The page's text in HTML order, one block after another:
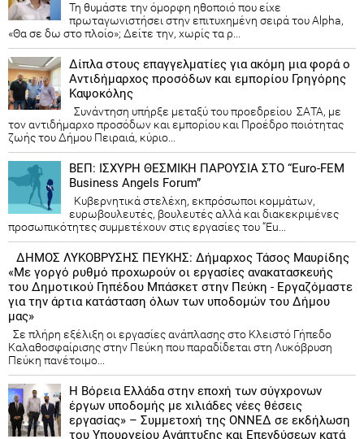
Τη θυμάστε την όμορφη ηθοποιό που είχε
πρωταγωνιστήσει στην επιτυχημένη σειρά του Alpha,
«Θα σε δω στο πλοίο»; Δείτε την, χωρίς τα ρ...
Δίπλα στους επαγγελματίες για ακόμη μια φορά ο
Αντιδήμαρχος προσόδων και εμπορίου Γρηγόρης
Καψοκόλης
Συνάντηση υπήρξε μεταξύ του προεδρείου ΣΑΤΑ, με
τον αντιδήμαρχο προσόδων και εμπορίου και Προέδρο ποιότητας
ζωής του Δήμου Πειραιά, κύριο...
ΒΕΠ: ΙΣΧΥΡΗ ΘΕΣΜΙΚΗ ΠΑΡΟΥΣΙΑ ΣΤΟ “Euro-FEM
Business Angels Forum”
Κυβερνητικά στελέχη, εκπρόσωποι κομμάτων,
ευρωβουλευτές, βουλευτές αλλά και διακεκριμένες
προσωπικότητες συμμετέχουν στις εργασίες του “Eu...
ΔΗΜΟΣ ΛΥΚΟΒΡΥΣΗΣ ΠΕΥΚΗΣ: Δήμαρχος Τάσος Μαυρίδης
«Με γοργό ρυθμό προχωρούν οι εργασίες ανακατασκευής
του Δημοτικού Γηπέδου Μπάσκετ στην Πεύκη - Εργαζόμαστε
για την άρτια κατάσταση όλων των υποδομών του Δήμου
μας»
Σε πλήρη εξέλιξη οι εργασίες ανάπλασης στο Κλειστό Γήπεδο
Καλαθοσφαίρισης στην Πεύκη που παραδίδεται στη Λυκόβρυση
Πεύκη πανέτοιμο...
Η Βόρεια Ελλάδα στην εποχή των σύγχρονων
έργων υποδομής με χιλιάδες νέες θέσεις
εργασίας» – Συμμετοχή της ΟΝΝΕΔ σε εκδήλωση
του Υπουργείου Ανάπτυξης και Επενδύσεων κατά